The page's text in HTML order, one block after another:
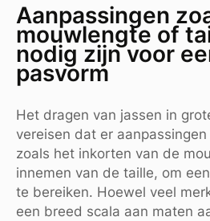
Aanpassingen
mouwlengte of
nodig zijn voor
pasvorm
Het dragen van jassen in
vereisen dat er
zoals het inkorten van de
innemen van de taille, om
te bereiken. Hoewel veel
een breed scala aan maten